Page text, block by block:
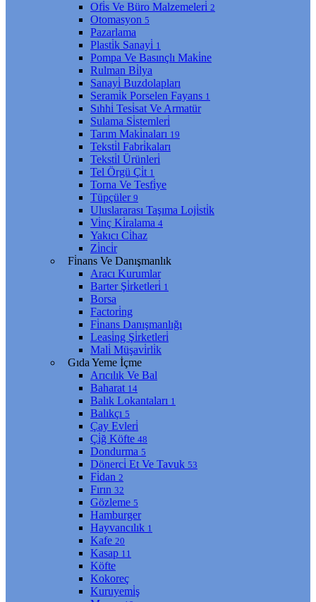
Ofi̇s Ve Büro Malzemeleri̇ 2
Otomasyon 5
Pazarlama
Plasti̇k Sanayi̇ 1
Pompa Ve Basınçlı Maki̇ne
Rulman Bi̇lya
Sanayi̇ Buzdolapları
Serami̇k Porselen Fayans 1
Sıhhi̇ Tesi̇sat Ve Armatür
Sulama Si̇stemleri̇
Tarım Maki̇naları 19
Teksti̇l Fabri̇kaları
Teksti̇l Ürünleri̇
Tel Örgü Çi̇t 1
Torna Ve Tesfi̇ye
Tüpçüler 9
Uluslararası Taşıma Loji̇sti̇k
Vi̇nç Ki̇ralama 4
Yakıcı Ci̇haz
Zi̇nci̇r
Fi̇nans Ve Danışmanlık
Aracı Kurumlar
Barter Şi̇rketleri̇ 1
Borsa
Factori̇ng
Fi̇nans Danışmanlığı
Leasi̇ng Şi̇rketleri̇
Mali̇ Müşavi̇rli̇k
Gıda Yeme İçme
Arıcılık Ve Bal
Baharat 14
Balık Lokantaları 1
Balıkçı 5
Çay Evleri̇
Çi̇ğ Köfte 48
Dondurma 5
Dönerci̇ Et Ve Tavuk 53
Fi̇dan 2
Fırın 32
Gözleme 5
Hamburger
Hayvancılık 1
Kafe 20
Kasap 11
Köfte
Kokoreç
Kuruyemi̇ş